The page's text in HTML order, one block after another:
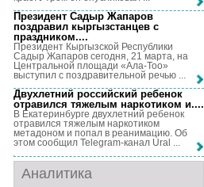
Президент Садыр Жапаров
поздравил кыргызстанцев с
праздником....
Президент Кыргызской Республики
Садыр Жапаров сегодня, 21 марта, на
Центральной площади «Ала-Тоо»
выступил с поздравительной речью ...
Двухлетний российский ребенок
отравился тяжелым наркотиком и....
В Екатеринбурге двухлетний ребенок
отравился тяжелым наркотиком
метадоном и попал в реанимацию. Об
этом сообщил Telegram-канал Ural ...
Аналитика